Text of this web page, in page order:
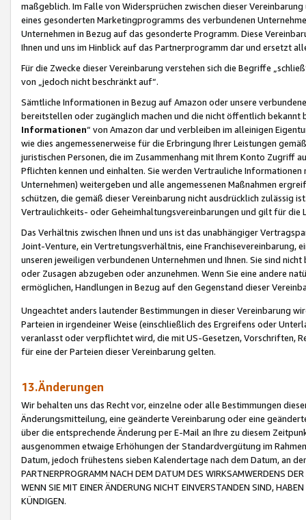
maßgeblich. Im Falle von Widersprüchen zwischen dieser
eines gesonderten Marketingprogramms des verbundenen
Unternehmen in Bezug auf das gesonderte Programm. Diese
Ihnen und uns im Hinblick auf das Partnerprogramm dar und ersetzt
Für die Zwecke dieser Vereinbarung verstehen sich die Begriffe
von „jedoch nicht beschränkt auf“.
Sämtliche Informationen in Bezug auf Amazon oder unsere
bereitstellen oder zugänglich machen und die nicht öffentlich
Informationen“ von Amazon dar und verbleiben im alleinigen
wie dies angemessenerweise für die Erbringung Ihrer Leistungen
juristischen Personen, die im Zusammenhang mit Ihrem Konto
Pflichten kennen und einhalten. Sie werden Vertrauliche
Unternehmen) weitergeben und alle angemessenen Maßnahmen
schützen, die gemäß dieser Vereinbarung nicht ausdrücklich zulässig
Vertraulichkeits- oder Geheimhaltungsvereinbarungen und gilt für die
Das Verhältnis zwischen Ihnen und uns ist das unabhängiger
Joint-Venture, ein Vertretungsverhältnis, eine Franchisevereinbarung,
unseren jeweiligen verbundenen Unternehmen und Ihnen. Sie sind
oder Zusagen abzugeben oder anzunehmen. Wenn Sie eine andere
ermöglichen, Handlungen in Bezug auf den Gegenstand dieser
Ungeachtet anders lautender Bestimmungen in dieser Vereinbarung
Parteien in irgendeiner Weise (einschließlich des Ergreifens oder
veranlasst oder verpflichtet wird, die mit US-Gesetzen, Vorschriften,
für eine der Parteien dieser Vereinbarung gelten.
13.Änderungen
Wir behalten uns das Recht vor, einzelne oder alle Bestimmungen
Änderungsmitteilung, eine geänderte Vereinbarung oder eine
über die entsprechende Änderung per E-Mail an Ihre zu diesem
ausgenommen etwaige Erhöhungen der Standardvergütung im
Datum, jedoch frühestens sieben Kalendertage nach dem Datum, an
PARTNERPROGRAMM NACH DEM DATUM DES WIRKSAMWERDENS
WENN SIE MIT EINER ÄNDERUNG NICHT EINVERSTANDEN SIND,
KÜNDIGEN.